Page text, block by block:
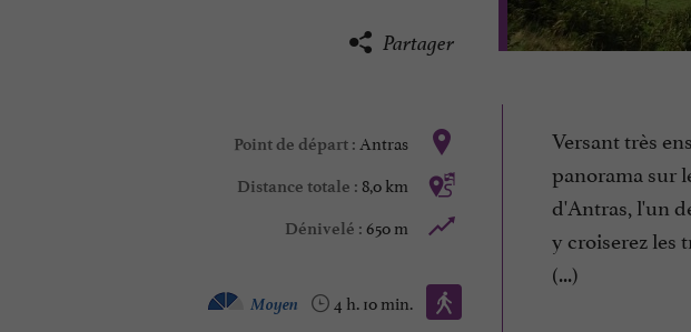
Partager
Point de départ : Antras
Distance totale : 8,0 km
Dénivelé : 650 m
Marche à pied :
4 h. 10 min.
Moyen
Versant très
panorama sur
d'Antras, l'un
y croiserez les
(...)